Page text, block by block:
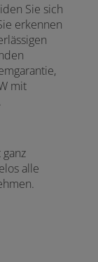
Sie sich
erkennen
mit
alle